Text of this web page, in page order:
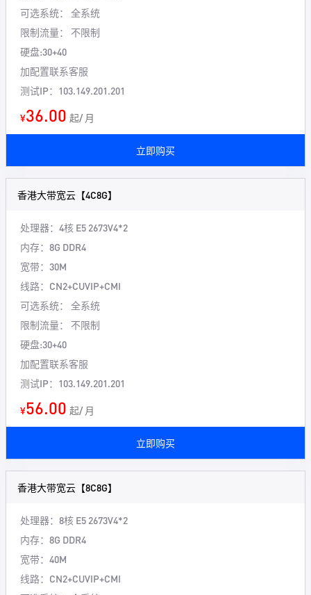
可选系统： 全系统
限制流量： 不限制
硬盘:30+40
加配置联系客服
测试IP：103.149.201.201
¥36.00 起/ 月
立即购买
香港大带宽云【4C8G】
处理器：4核 E5 2673V4*2
内存：8G DDR4
宽带：30M
线路：CN2+CUVIP+CMI
可选系统： 全系统
限制流量： 不限制
硬盘:30+40
加配置联系客服
测试IP：103.149.201.201
¥56.00 起/ 月
立即购买
香港大带宽云【8C8G】
处理器：8核 E5 2673V4*2
内存：8G DDR4
宽带：40M
线路：CN2+CUVIP+CMI